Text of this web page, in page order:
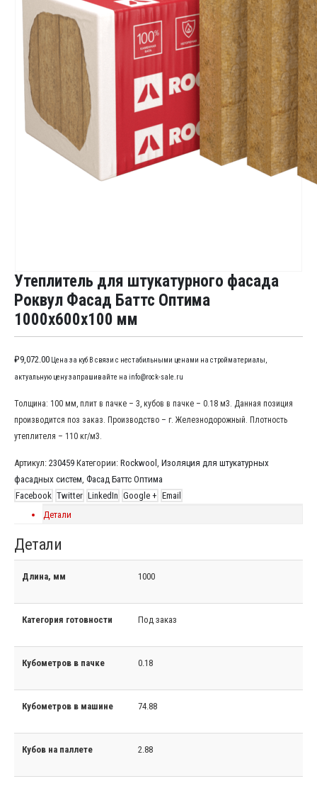
Утеплитель для штукатурного фасада
Роквул Фасад Баттс Оптима
1000x600x100 мм
₽9,072.00 Цена за куб В связи с нестабильными ценами на стройматериалы,
актуальную цену запрашивайте на info@rock-sale.ru
Толщина: 100 мм, плит в пачке – 3, кубов в пачке – 0.18 м3. Данная позиция
производится поз заказ. Производство – г. Железнодорожный. Плотность
утеплителя – 110 кг/м3.
Артикул: 230459 Категории: Rockwool , Изоляция для штукатурных
фасадных систем, Фасад Баттс Оптима
Facebook Twitter LinkedIn Google + Email
Детали
Детали
Длина, мм 1000
Категория готовности Под заказ
Кубометров в пачке 0.18
Кубометров в машине 74.88
Кубов на паллете 2.88